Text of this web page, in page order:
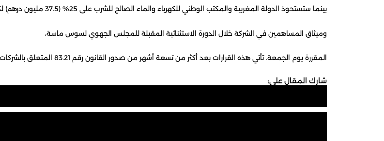
بينما ستستحوذ الدولة المغربية والمكتب الوطني للكهرباء والماء الصالح للشرب على 25% (37.5 مليون درهم) لكل منهما، في حين ستمتلك جهة سوس ماسة 10% (15 مليون درهم). سيتم التصديق على النظام الأساسي
وميثاق المساهمين في الشركة خلال الدورة الاستثنائية المقبلة للمجلس الجهوي لسوس ماسة،
المقررة يوم الجمعة. تأتي هذه القرارات بعد أكثر من تسعة أشهر من صدور القانون رقم 83.21 المتعلق بالشركات الجهوية متعددة الخدمات (الذي نُشر في الجريدة الرسمية رقم 7213 بتاريخ 17 يوليو 2023) واعتماد مرسومين (رقم 2.23.1033 ورقم 2.23.1035) اللذين يتعلقان بتطبيق أحكام هذا القانون.
شارك المقال على: